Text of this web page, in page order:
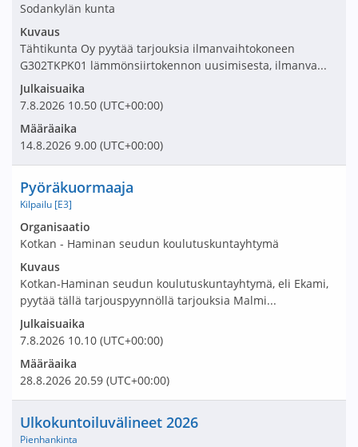
Sodankylän kunta
Kuvaus
Tähtikunta Oy pyytää tarjouksia ilmanvaihtokoneen
G302TKPK01 lämmönsiirtokennon uusimisesta, ilmanva...
Julkaisuaika
7.8.2026 10.50 (UTC+00:00)
Määräaika
14.8.2026 9.00 (UTC+00:00)
Avaa tarjouspyyntö:
Organisaatio
Kotkan - Haminan seudun koulutuskuntayhtymä
Nimi ja selite
Pyöräkuormaaja
Kilpailu [E3]
Kuvaus
Kotkan-Haminan seudun koulutuskuntayhtymä, eli Ekami,
pyytää tällä tarjouspyynnöllä tarjouksia Malmi...
Julkaisuaika
7.8.2026 10.10 (UTC+00:00)
Määräaika
28.8.2026 20.59 (UTC+00:00)
Nimi ja selite
Ulkokuntoiluvälineet 2026
Pienhankinta